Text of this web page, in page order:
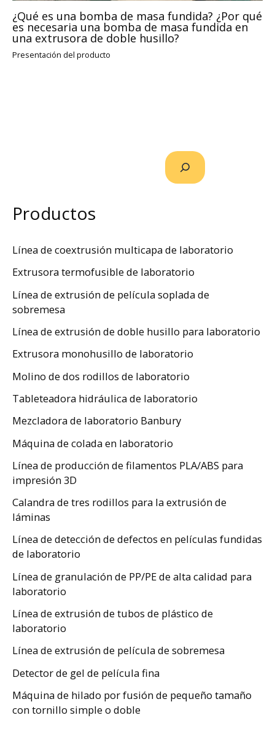
Productos
Línea de coextrusión multicapa de laboratorio
Extrusora termofusible de laboratorio
Línea de extrusión de película soplada de
sobremesa
Línea de extrusión de doble husillo para laboratorio
Extrusora monohusillo de laboratorio
Molino de dos rodillos de laboratorio
Tableteadora hidráulica de laboratorio
Mezcladora de laboratorio Banbury
Máquina de colada en laboratorio
Línea de producción de filamentos PLA/ABS para
impresión 3D
Calandra de tres rodillos para la extrusión de
láminas
Línea de detección de defectos en películas fundidas
de laboratorio
Línea de granulación de PP/PE de alta calidad para
laboratorio
Línea de extrusión de tubos de plástico de
laboratorio
Línea de extrusión de película de sobremesa
Detector de gel de película fina
Máquina de hilado por fusión de pequeño tamaño
con tornillo simple o doble
¿Qué es una bomba de masa fundida? ¿Por qué
es necesaria una bomba de masa fundida en
una extrusora de doble husillo?
Presentación del producto